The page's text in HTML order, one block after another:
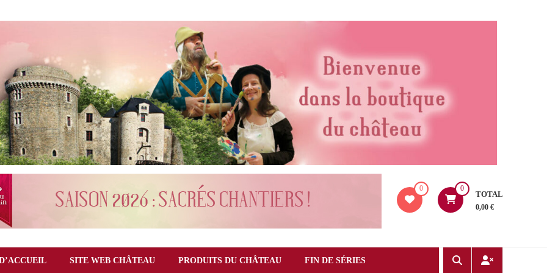
0 0
TOTAL
0,00 €
SITE WEB CHÂTEAU PRODUITS DU CHÂTEAU FIN DE SÉRIES